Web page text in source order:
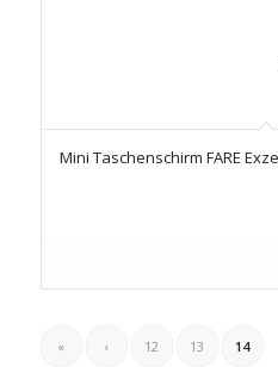
Mini Taschenschirm FARE
« ‹ 12 13 14